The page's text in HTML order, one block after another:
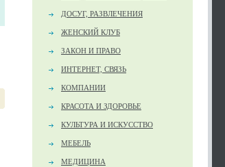
ДОСУГ, РАЗВЛЕЧЕНИЯ
ЖЕНСКИЙ КЛУБ
ЗАКОН И ПРАВО
ИНТЕРНЕТ, СВЯЗЬ
КОМПАНИИ
КРАСОТА И ЗДОРОВЬЕ
КУЛЬТУРА И ИСКУССТВО
МЕБЕЛЬ
МЕДИЦИНА